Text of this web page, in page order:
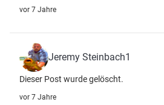
vor 7 Jahre
Jeremy Steinbach1
Dieser Post wurde gelöscht.
vor 7 Jahre